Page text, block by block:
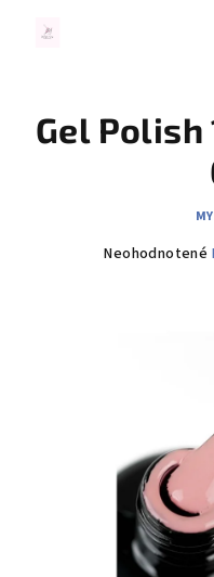
Gel
Priemerné
Neohodnotené